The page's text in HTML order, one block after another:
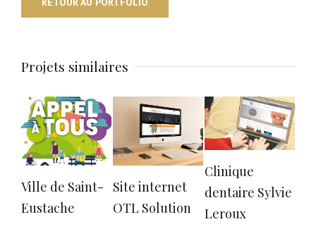
Projets similaires
Ville de Saint-
Eustache
Site internet
OTL Solution
Clinique
dentaire Sylvie
Leroux